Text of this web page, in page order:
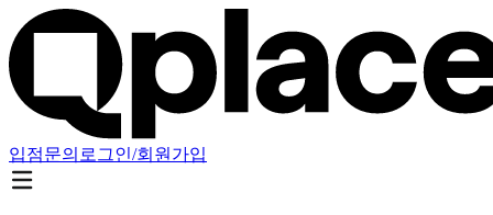
입점문의 로그인/회원가입